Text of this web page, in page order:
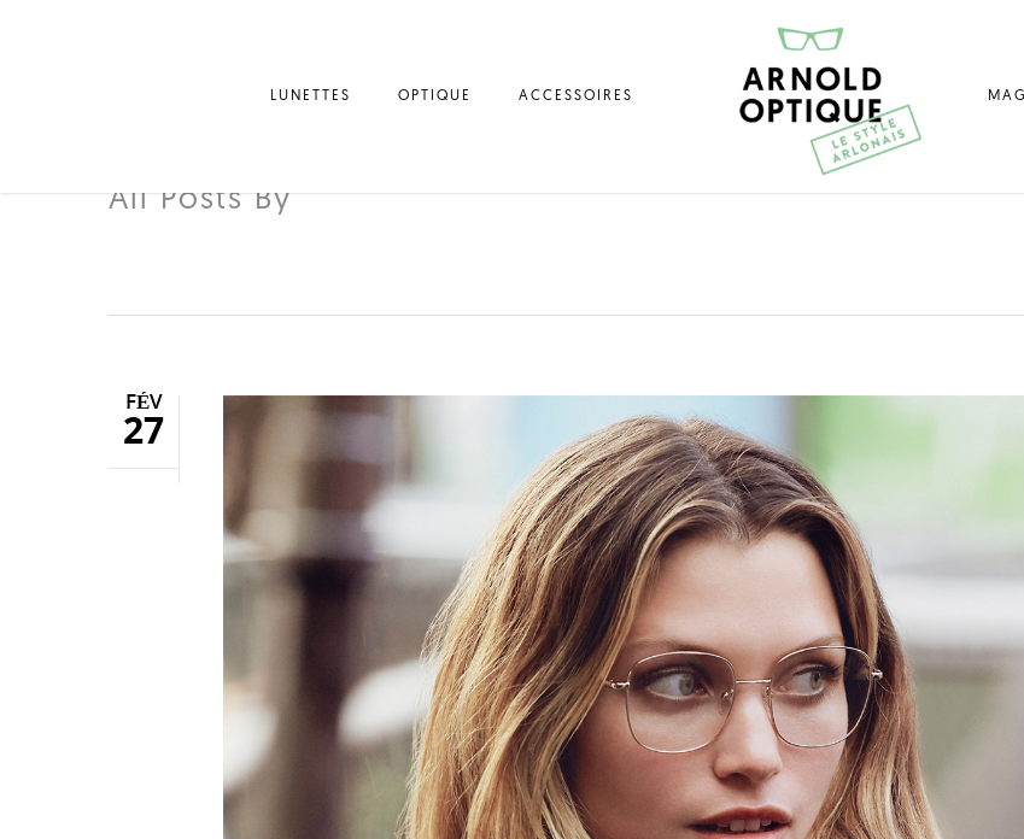
LUNETTES OPTIQUE ACCESSOIRES
All Posts By
FÉV
27